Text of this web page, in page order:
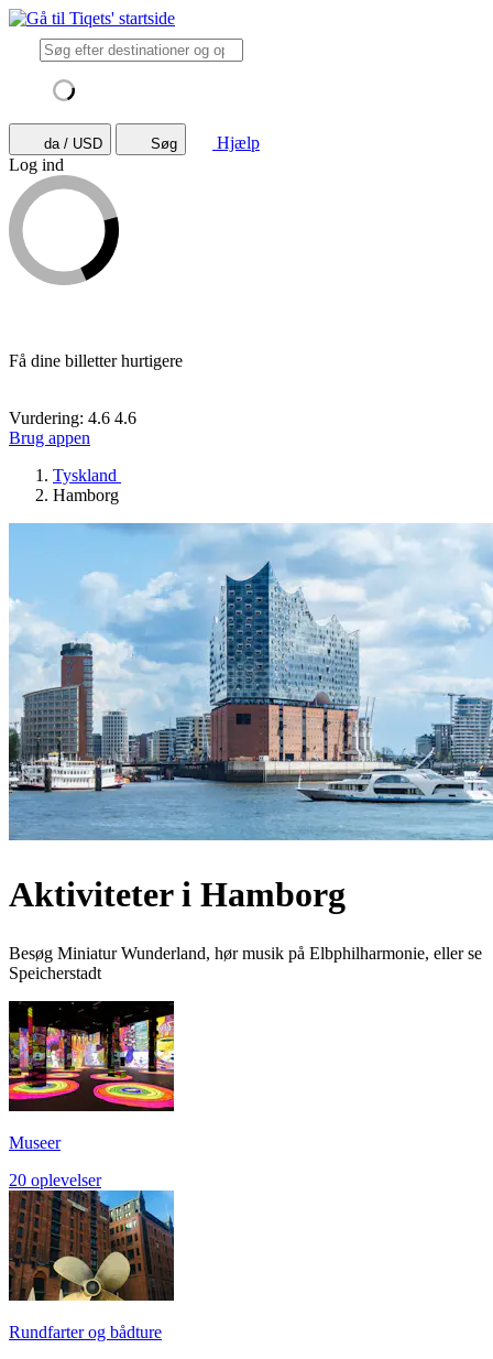
da / USD Søg
Hjælp
Log ind
Få dine billetter hurtigere
Vurdering: 4.6 4.6
Brug appen
Tyskland
Hamborg
Aktiviteter i Hamborg
Besøg Miniatur Wunderland, hør musik på Elbphilharmonie, eller se
Speicherstadt
Museer
20 oplevelser
Rundfarter og bådture